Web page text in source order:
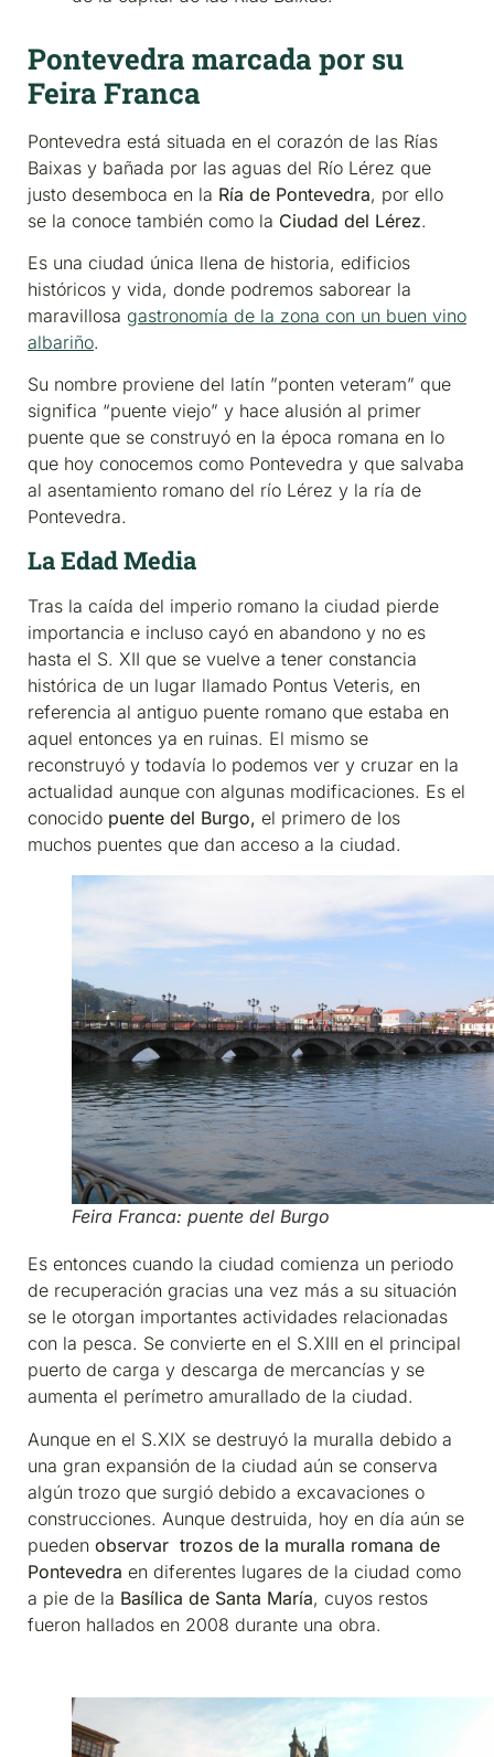
Pontevedra marcada por su
Feira Franca
Pontevedra está situada en el corazón de las Rías
Baixas y bañada por las aguas del Río Lérez que
justo desemboca en la Ría de Pontevedra, por ello
se la conoce también como la Ciudad del Lérez.
Es una ciudad única llena de historia, edificios
históricos y vida, donde podremos saborear la
maravillosa gastronomía de la zona con un buen vino
albariño.
Su nombre proviene del latín ”ponten veteram” que
significa “puente viejo” y hace alusión al primer
puente que se construyó en la época romana en lo
que hoy conocemos como Pontevedra y que salvaba
al asentamiento romano del río Lérez y la ría de
Pontevedra.
La Edad Media
Tras la caída del imperio romano la ciudad pierde
importancia e incluso cayó en abandono y no es
hasta el S. XII que se vuelve a tener constancia
histórica de un lugar llamado Pontus Veteris, en
referencia al antiguo puente romano que estaba en
aquel entonces ya en ruinas. El mismo se
reconstruyó y todavía lo podemos ver y cruzar en la
actualidad aunque con algunas modificaciones. Es el
conocido puente del Burgo, el primero de los
muchos puentes que dan acceso a la ciudad.
Feira Franca: puente del Burgo
Es entonces cuando la ciudad comienza un periodo
de recuperación gracias una vez más a su situación
se le otorgan importantes actividades relacionadas
con la pesca. Se convierte en el S.XIII en el principal
puerto de carga y descarga de mercancías y se
aumenta el perímetro amurallado de la ciudad.
Aunque en el S.XIX se destruyó la muralla debido a
una gran expansión de la ciudad aún se conserva
algún trozo que surgió debido a excavaciones o
construcciones. Aunque destruida, hoy en día aún se
pueden observar trozos de la muralla romana de
Pontevedra en diferentes lugares de la ciudad como
a pie de la Basílica de Santa María, cuyos restos
fueron hallados en 2008 durante una obra.